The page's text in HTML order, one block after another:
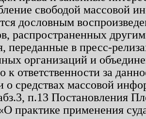
свободой массовой
дословным
распространенных
переданные в пресс-
организаций и
к ответственности за
о средствах массовой
п.13 Постановления
практике применения